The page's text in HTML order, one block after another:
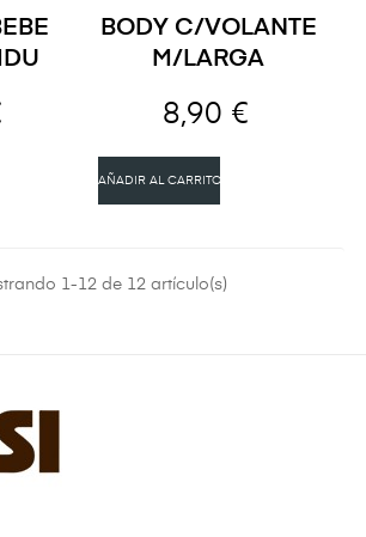
BODY C/VOLANTE
M/LARGA
8,90 €
AÑADIR AL CARRITO
1-12 de 12 artículo(s)